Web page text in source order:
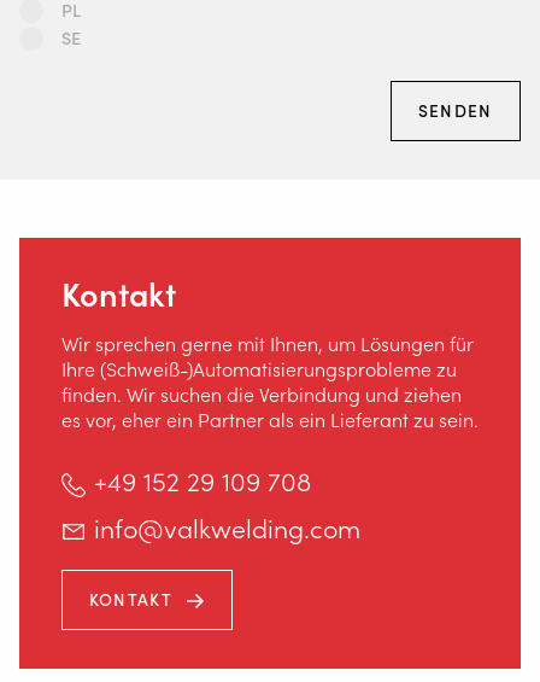
PL
SE
SENDEN
Kontakt
Wir sprechen gerne mit Ihnen, um Lösungen für
Ihre (Schweiß-)Automatisierungsprobleme zu
finden. Wir suchen die Verbindung und ziehen
es vor, eher ein Partner als ein Lieferant zu sein.
+49 152 29 109 708
info@valkwelding.com
KONTAKT